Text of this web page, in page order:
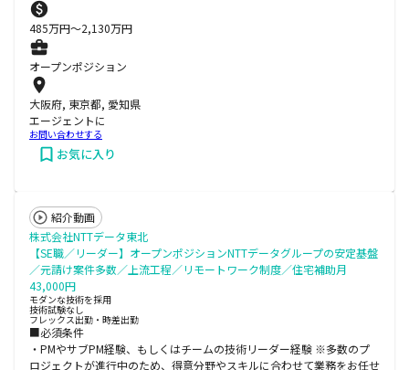
485万円〜2,130万円
オープンポジション
大阪府, 東京都, 愛知県
エージェントに
お問い合わせする
お気に入り
紹介動画
株式会社NTTデータ東北
【SE職／リーダー】オープンポジションNTTデータグループの安定基盤
／元請け案件多数／上流工程／リモートワーク制度／住宅補助月
43,000円
モダンな技術を採用
技術試験なし
フレックス出勤・時差出勤
■必須条件
・PMやサブPM経験、もしくはチームの技術リーダー経験 ※多数のプ
ロジェクトが進⾏中のため、得意分野やスキルに合わせて業務をお任せ